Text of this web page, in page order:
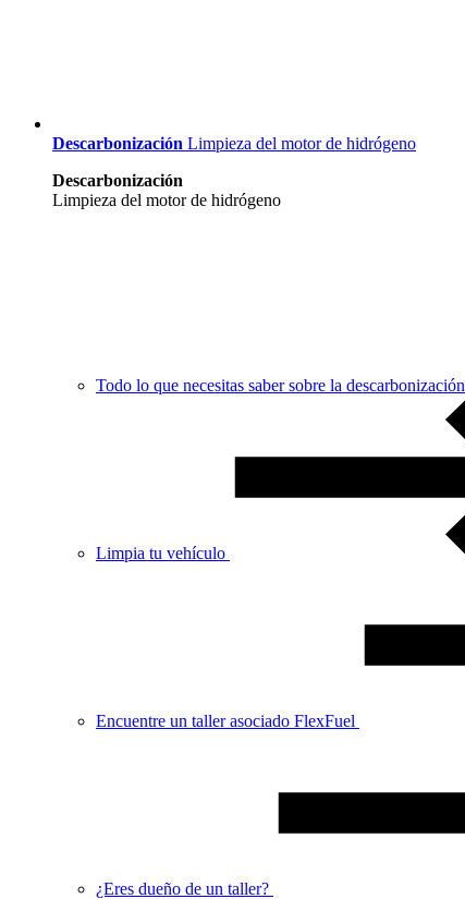
Descarbonización Limpieza del motor de hidrógeno
Descarbonización
Limpieza del motor de hidrógeno
Todo lo que necesitas saber sobre la descarbonización
Limpia tu vehículo
Encuentre un taller asociado FlexFuel
¿Eres dueño de un taller?